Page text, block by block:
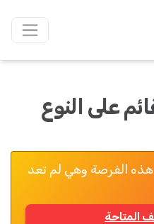
على النوع
هذه الفرصة وهي لم تعد
المتاحة